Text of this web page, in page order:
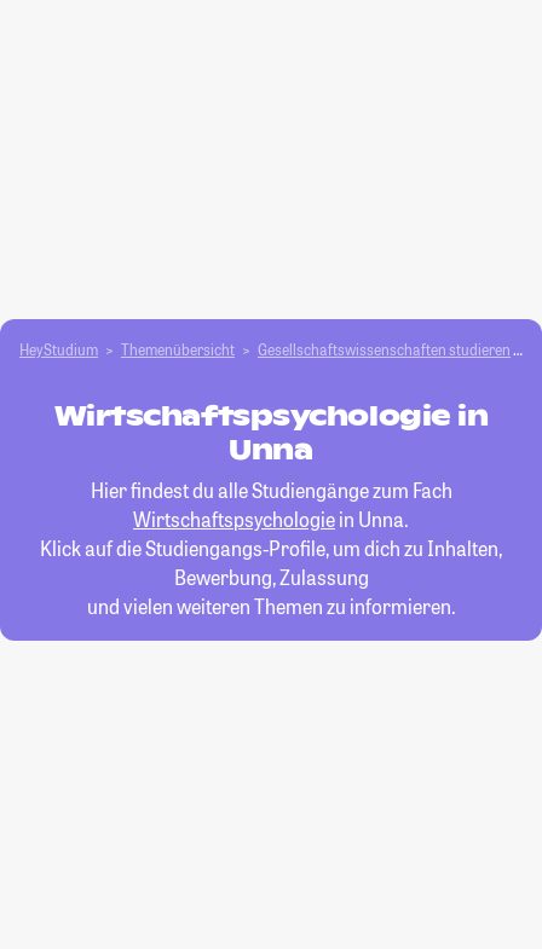
HeyStudium Themenübersicht Gesellschafts­­wissenschaften studieren
Wirtschaftspsychologie in
Unna
Hier findest du alle Studiengänge zum Fach
Wirtschaftspsychologiein Unna.
Klick auf die Studiengangs-Profile, um dich zu Inhalten,
Bewerbung, Zulassung
und vielen weiteren Themen zu informieren.